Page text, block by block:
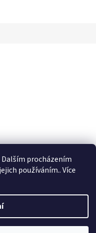
procházením
používáním.. Více